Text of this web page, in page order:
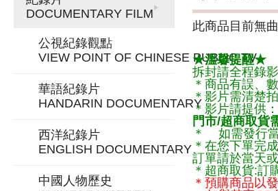
DOCUMENTARY FILM
公視紀錄觀點
VIEW POINT OF CHINESE PUBLIC TV
華語紀錄片
HANDARIN DOCUMENTARY
西洋紀錄片
ENGLISH DOCUMENTARY
中國人物歷史
此商品目前無
★溫馨提醒★
拆封請全程錄
＊商品有誤、
＊影片需清楚
＊影片請提供
門市/超商取貨
＊ 如需發行當
＊在您下單完
訂單請於當天
＊超商取貨:訂
＊預購商品以